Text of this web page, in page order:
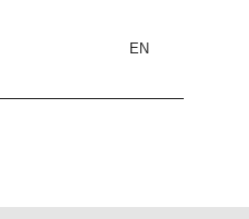
EN